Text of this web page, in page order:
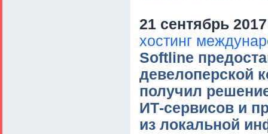
21 сентябрь
хостинг
Softline
девелоперской
получил
ИТ-сервисов и
из локальной